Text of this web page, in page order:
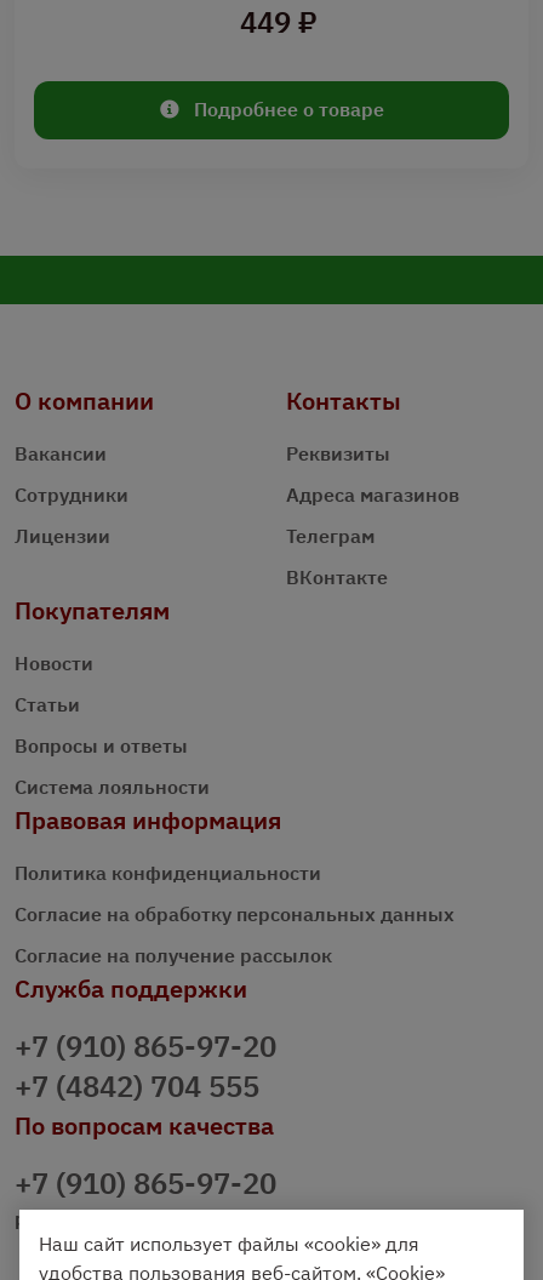
449 ₽
Подробнее о товаре
О компании
Вакансии
Сотрудники
Лицензии
Контакты
Реквизиты
Адреса магазинов
Телеграм
ВКонтакте
Покупателям
Новости
Статьи
Вопросы и ответы
Система лояльности
Правовая информация
Политика конфиденциальности
Согласие на обработку персональных данных
Согласие на получение рассылок
Служба поддержки
+7 (910) 865-97-20
+7 (4842) 704 555
По вопросам качества
+7 (910) 865-97-20
prazdnichniy40@palmi.ru
Наш сайт использует файлы «cookie» для
удобства пользования веб-сайтом. «Cookie»